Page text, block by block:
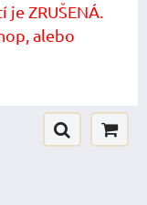
ZRUŠENÁ.
alebo